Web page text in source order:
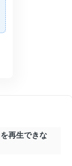
再生できな